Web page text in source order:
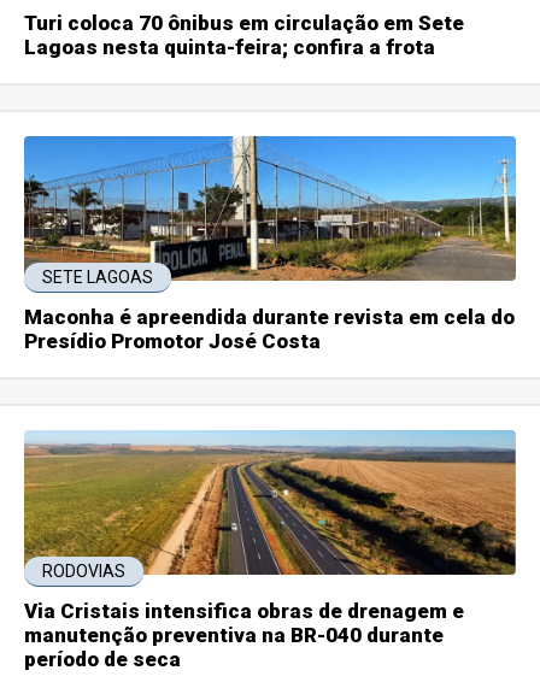
Turi coloca 70 ônibus em circulação em Sete
Lagoas nesta quinta-feira; confira a frota
SETE LAGOAS
Maconha é apreendida durante revista em cela do
Presídio Promotor José Costa
RODOVIAS
Via Cristais intensifica obras de drenagem e
manutenção preventiva na BR-040 durante
período de seca